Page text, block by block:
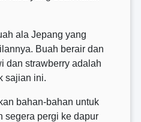
ala Jepang yang
Buah berair dan
dan strawberry adalah
sajian ini.
bahan-bahan untuk
segera pergi ke dapur